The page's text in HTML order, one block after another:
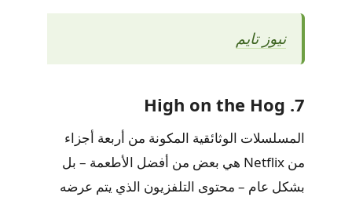
نيوز تايم
7. High on the Hog
المسلسلات الوثائقية المكونة من أربعة أجزاء
من Netflix هي بعض من أفضل الأطعمة – بل
بشكل عام – محتوى التلفزيون الذي يتم عرضه